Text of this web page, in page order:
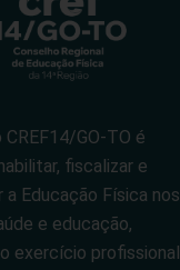
GO-TO é
fiscalizar e
a Educação Física nos
e educação,
exercício profissional